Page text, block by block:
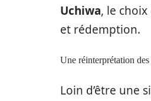
Uchiwa, le
et rédemption.
Une réinterprétation des
Loin d’être une